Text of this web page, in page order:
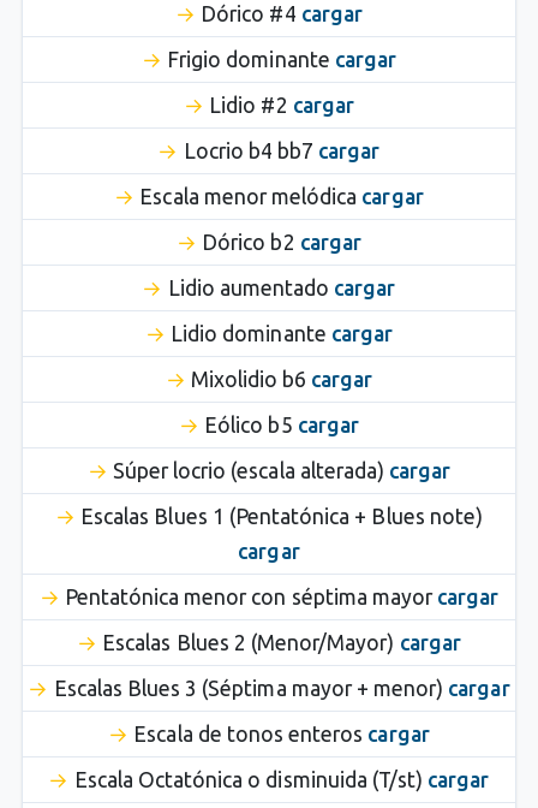
Dórico #4 cargar
Frigio dominante cargar
Lidio #2 cargar
Locrio b4 bb7 cargar
Escala menor melódica cargar
Dórico b2 cargar
Lidio aumentado cargar
Lidio dominante cargar
Mixolidio b6 cargar
Eólico b5 cargar
Súper locrio (escala alterada) cargar
Escalas Blues 1 (Pentatónica + Blues note)
cargar
Pentatónica menor con séptima mayor cargar
Escalas Blues 2 (Menor/Mayor) cargar
Escalas Blues 3 (Séptima mayor + menor) cargar
Escala de tonos enteros cargar
Escala Octatónica o disminuida (T/st) cargar